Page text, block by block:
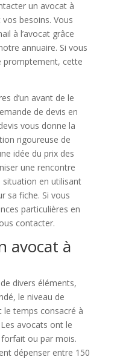
un avocat à
besoins. Vous
à l’avocat grâce
annuaire. Si vous
promptement, cette
d’un avant de le
de devis en
vous donne la
rigoureuse de
idée du prix des
une rencontre
situation en utilisant
sa fiche. Si vous
particulières en
contacter.
avocat à
divers éléments,
le niveau de
temps consacré à
avocats ont le
ou par mois.
dépenser entre 150